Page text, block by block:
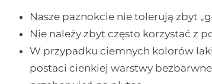
Nasze paznokcie nie tolerują zbyt
Nie należy zbyt często korzystać z
W przypadku ciemnych kolorów
postaci cienkiej warstwy